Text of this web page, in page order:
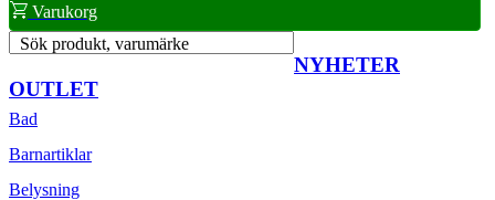
Varukorg
Sök produkt, varumärke
NYHETER
OUTLET
Bad
Barnartiklar
Belysning